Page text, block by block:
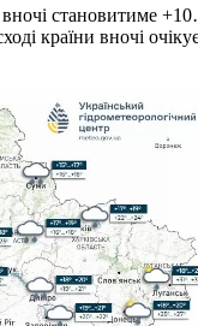
вночі становитиме
країни вночі